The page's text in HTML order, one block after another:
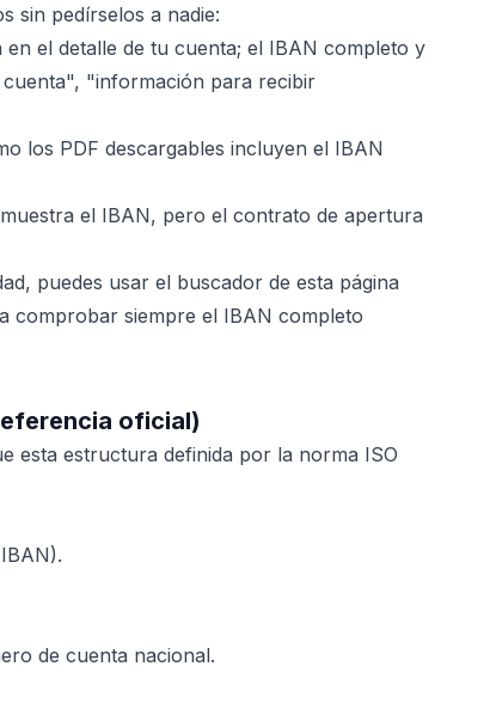
sin pedírselos a nadie:
en el detalle de tu cuenta; el IBAN completo y
"información para recibir
los PDF descargables incluyen el IBAN
el IBAN, pero el contrato de apertura
puedes usar el buscador de esta página
comprobar siempre el IBAN completo
oficial)
esta estructura definida por la norma ISO
de cuenta nacional.